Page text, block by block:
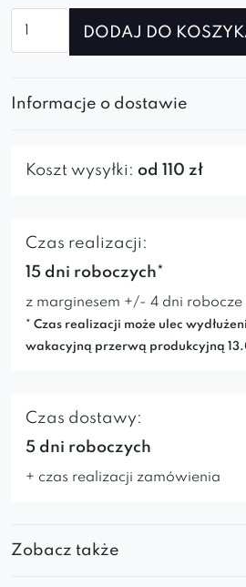
użytkowania. Sofa
się zarówno funkcjonalność,
Element
do
Sonia
DODAJ DO
Informacje o dostawie
Koszt wysyłki: od 110 zł
Czas realizacji:
15 dni roboczych*
z marginesem +/- 4 dni robocze
* Czas realizacji może ulec
wakacyjną przerwą produkcyjną
Czas dostawy:
5 dni roboczych
+ czas realizacji zamówienia
Zobacz także